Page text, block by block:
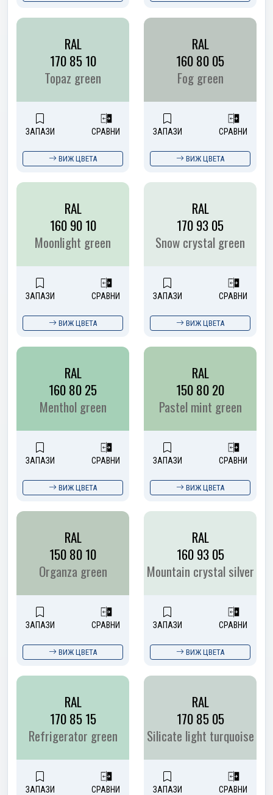
RAL
170 85 10
Topaz green
ЗАПАЗИ СРАВНИ
ВИЖ ЦВЕТА
RAL
160 80 05
Fog green
ЗАПАЗИ СРАВНИ
ВИЖ ЦВЕТА
RAL
160 90 10
Moonlight green
ЗАПАЗИ СРАВНИ
ВИЖ ЦВЕТА
RAL
170 93 05
Snow crystal green
ЗАПАЗИ СРАВНИ
ВИЖ ЦВЕТА
RAL
160 80 25
Menthol green
ЗАПАЗИ СРАВНИ
ВИЖ ЦВЕТА
RAL
150 80 20
Pastel mint green
ЗАПАЗИ СРАВНИ
ВИЖ ЦВЕТА
RAL
150 80 10
Organza green
ЗАПАЗИ СРАВНИ
ВИЖ ЦВЕТА
RAL
160 93 05
Mountain crystal silver
ЗАПАЗИ СРАВНИ
ВИЖ ЦВЕТА
RAL
170 85 15
Refrigerator green
ЗАПАЗИ СРАВНИ
RAL
170 85 05
Silicate light turquoise
ЗАПАЗИ СРАВНИ